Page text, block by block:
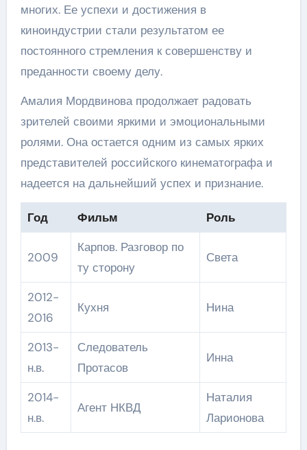
многих. Ее успехи и достижения в
киноиндустрии стали результатом ее
постоянного стремления к совершенству и
преданности своему делу.
Амалия Мордвинова продолжает радовать
зрителей своими яркими и эмоциональными
ролями. Она остается одним из самых ярких
представителей российского кинематографа и
надеется на дальнейший успех и признание.
Год Фильм Роль
2009
Карпов. Разговор по
ту сторону
Света
2012-
2016
Кухня Нина
2013-
н.в.
Следователь
Протасов
Инна
2014-
н.в.
Агент НКВД
Наталия
Ларионова